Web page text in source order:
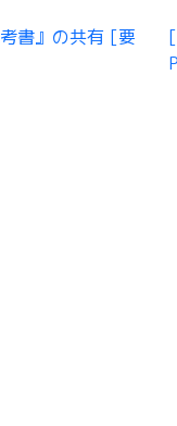
考書』の共有 [要